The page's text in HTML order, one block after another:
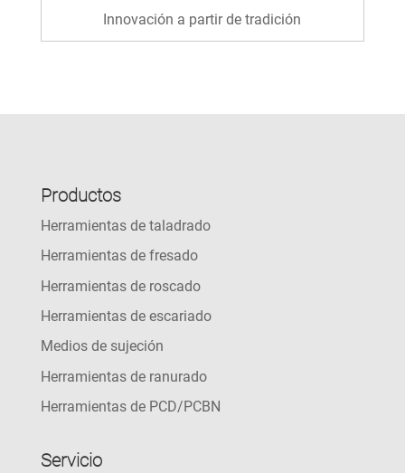
Innovación a partir de tradición
Productos
Herramientas de taladrado
Herramientas de fresado
Herramientas de roscado
Herramientas de escariado
Medios de sujeción
Herramientas de ranurado
Herramientas de PCD/PCBN
Servicio